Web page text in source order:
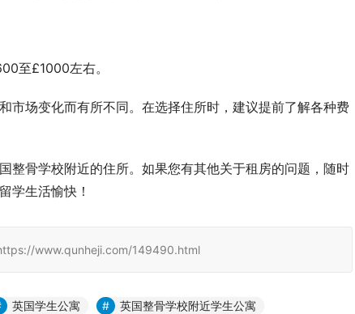
至£1000左右。
市场变化而有所不同。在选择住所时，建议提前了解各种费
整骨学校附近的住所。如果您有其他关于租房的问题，随时
学生活愉快！
www.qunheji.com/149490.html
英国学生公寓
英国整骨学校附近学生公寓